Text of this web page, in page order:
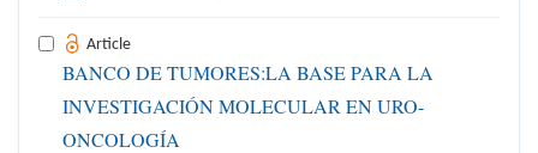
Article
BANCO DE TUMORES:LA BASE PARA LA
INVESTIGACIÓN MOLECULAR EN URO-
ONCOLOGÍA